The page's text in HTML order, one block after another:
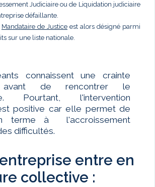
Judiciaire ou de Liquidation judiciaire
défaillante.
Mandataire de Justice est alors désigné parmi
sur une liste nationale.
connaissent une crainte
avant de rencontrer le
Pourtant, l'intervention
positive car elle permet de
terme à l'accroissement
difficultés.
entre en
collective :